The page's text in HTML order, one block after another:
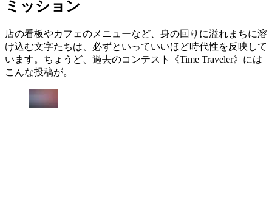
ミッション
店の看板やカフェのメニューなど、身の回りに溢れまちに溶
け込む文字たちは、必ずといっていいほど時代性を反映して
います。ちょうど、過去のコンテスト《Time Traveler》には
こんな投稿が。